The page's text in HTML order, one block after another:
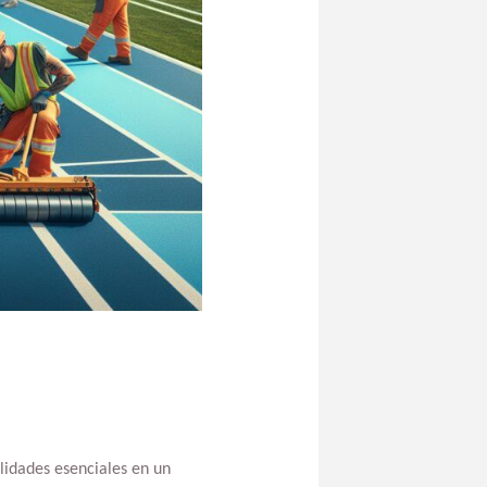
esenciales en un